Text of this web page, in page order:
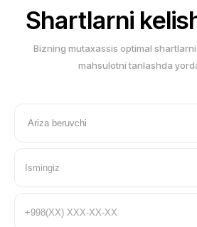
Shartlarni
Bizning mutaxassis optimal
mahsulotni tanlashda